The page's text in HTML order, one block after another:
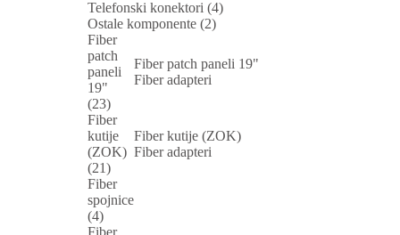
Telefonski konektori (4)
Ostale komponente (2)
Fiber
patch
paneli
19"
(23)
Fiber patch paneli 19"
Fiber adapteri
Fiber
kutije
(ZOK)
(21)
Fiber kutije (ZOK)
Fiber adapteri
Fiber
spojnice
(4)